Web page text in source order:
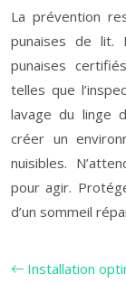
La prévention
punaises de lit.
punaises
telles que
lavage du linge
créer un
nuisibles.
pour agir.
d’un sommeil
Installation